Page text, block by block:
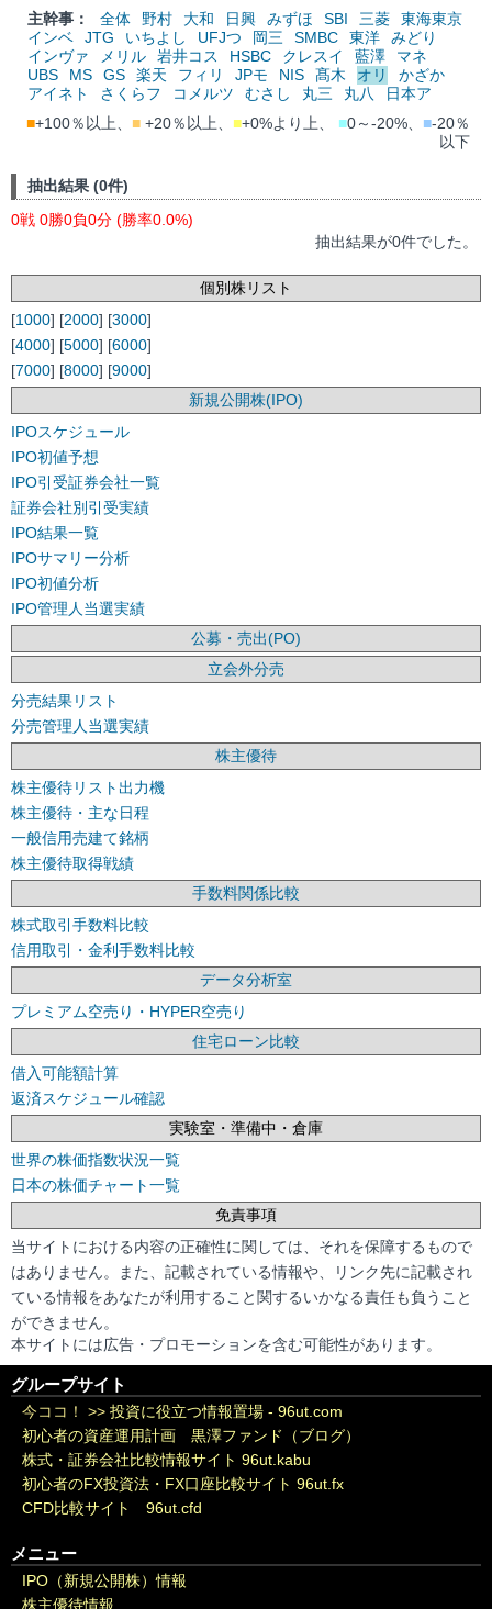
主幹事：
全体 野村 大和 日興 みずほ SBI 三菱
東海東京
インベ
JTG いちよし UFJつ 岡三 SMBC 東洋
みどり
インヴァ
メリル 岩井コス HSBC クレスイ 藍澤
マネ
UBS
MS GS 楽天 フィリ JPモ NIS 髙木 オリ
かざか
アイネト
さくらフ コメルツ むさし 丸三 丸八
日本ア
■+100％以上、 ■ +20％以上、 ■+0%より上、 ■0～-20%、 ■-20％
以下
抽出結果 (0件)
0戦 0勝0負0分 (勝率0.0%)
抽出結果が0件でした。
個別株リスト
[1000] [2000] [3000]
[4000] [5000] [6000]
[7000] [8000] [9000]
新規公開株(IPO)
IPOスケジュール
IPO初値予想
IPO引受証券会社一覧
証券会社別引受実績
IPO結果一覧
IPOサマリー分析
IPO初値分析
IPO管理人当選実績
公募・売出(PO)
立会外分売
分売結果リスト
分売管理人当選実績
株主優待
株主優待リスト出力機
株主優待・主な日程
一般信用売建て銘柄
株主優待取得戦績
手数料関係比較
株式取引手数料比較
信用取引・金利手数料比較
データ分析室
プレミアム空売り・HYPER空売り
住宅ローン比較
借入可能額計算
返済スケジュール確認
実験室・準備中・倉庫
世界の株価指数状況一覧
日本の株価チャート一覧
免責事項
当サイトにおける内容の正確性に関しては、それを保障するもので
はありません。また、記載されている情報や、リンク先に記載され
ている情報をあなたが利用すること関するいかなる責任も負うこと
ができません。
本サイトには広告・プロモーションを含む可能性があります。
グループサイト
今ココ！ >> 投資に役立つ情報置場 - 96ut.com
初心者の資産運用計画 黒澤ファンド（ブログ）
株式・証券会社比較情報サイト 96ut.kabu
初心者のFX投資法・FX口座比較サイト 96ut.fx
CFD比較サイト 96ut.cfd
メニュー
IPO（新規公開株）情報
株主優待情報